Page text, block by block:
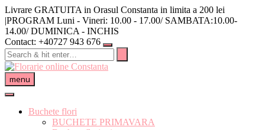
Skip
to
content
Livrare GRATUITA in Orasul Constanta in limita a 200 lei
|PROGRAM Luni - Vineri: 10.00 - 17.00/ SAMBATA:10.00-
14.00/ DUMINICA - INCHIS
Contact: +40727 943 676
menu
Buchete flori
BUCHETE PRIMAVARA